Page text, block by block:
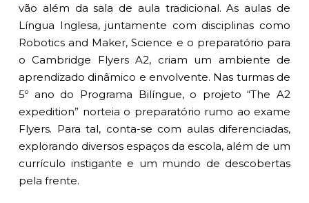
vão além da sala de aula tradicional. As aulas de
Língua Inglesa, juntamente com disciplinas como
Robotics and Maker, Science e o preparatório para
o Cambridge Flyers A2, criam um ambiente de
aprendizado dinâmico e envolvente. Nas turmas de
5º ano do Programa Bilíngue, o projeto “The A2
expedition” norteia o preparatório rumo ao exame
Flyers. Para tal, conta-se com aulas diferenciadas,
explorando diversos espaços da escola, além de um
currículo instigante e um mundo de descobertas
pela frente.